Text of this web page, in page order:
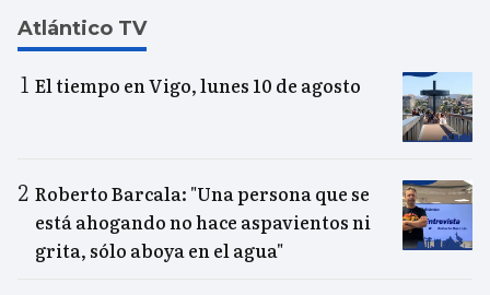
Atlántico TV
El tiempo en Vigo, lunes 10 de agosto
Roberto Barcala: "Una persona que se
está ahogando no hace aspavientos ni
grita, sólo aboya en el agua"